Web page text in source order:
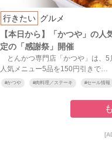
行きたい グルメ
【本日から】「かつや」の
定の「感謝祭」開催
とんかつ専門店「かつや」は、5
人気メニュー5品を150円引きで…
#かつや #肉料理／ステーキ #セール情報